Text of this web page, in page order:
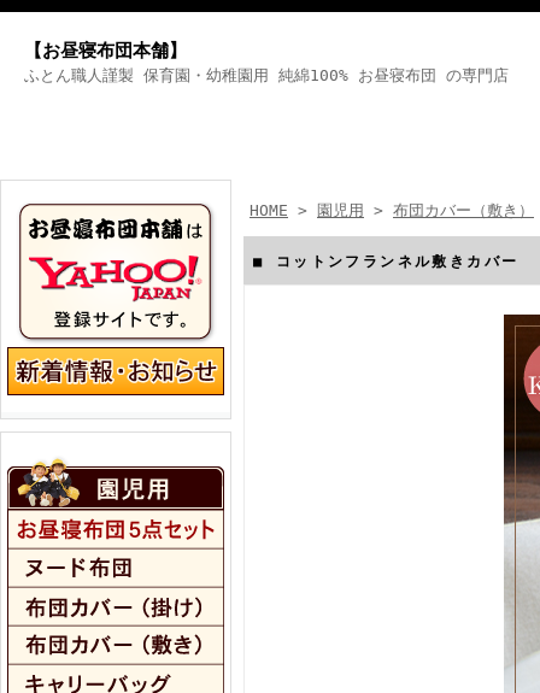
【お昼寝布団本舗】
ふとん職人謹製 保育園・幼稚園用 純綿100% お昼寝布団 の専門店
HOME > 園児用 > 布団カバー（敷き）
■ コットンフランネル敷きカバ